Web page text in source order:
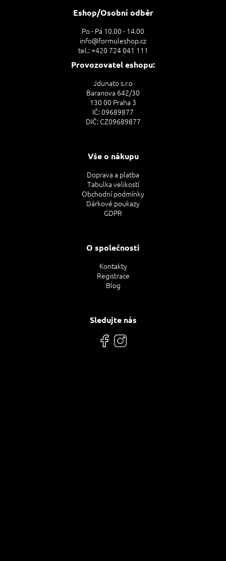
Eshop/Osobní odběr
Po - Pá 10.00 - 14.00
info@formuleshop.cz
tel.: +420 724 041 111
Provozovatel eshopu:
Jdunato s.r.o
Baranova 642/30
130 00 Praha 3
IČ: 09689877
DIČ: CZ09689877
Vše o nákupu
Doprava a platba
Tabulka velikostí
Obchodní podmínky
Dárkové poukazy
GDPR
O společnosti
Kontakty
Registrace
Blog
Sledujte nás